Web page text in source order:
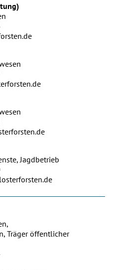
Jagdbetrieb
Träger öffentlicher